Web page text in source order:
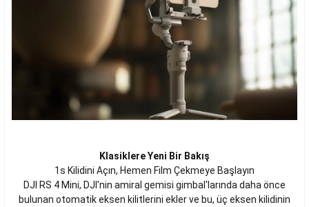
Klasiklere Yeni Bir Bakış
1s Kilidini Açın, Hemen Film Çekmeye Başlayın
DJI RS 4 Mini, DJI'nin amiral gemisi gimbal'larında daha önce
bulunan otomatik eksen kilitlerini ekler ve bu, üç eksen kilidinin